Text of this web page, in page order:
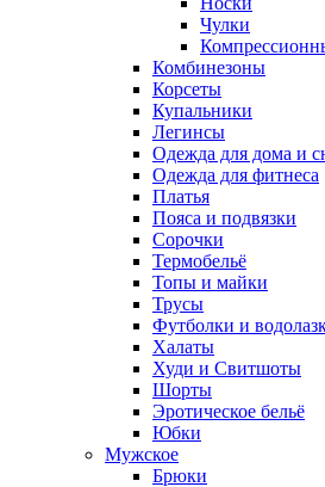
Чулки
Комбинезоны
Корсеты
Купальники
Легинсы
Одежда для дома и
Одежда для фитнеса
Платья
Пояса и подвязки
Сорочки
Термобельё
Топы и майки
Трусы
Футболки и
Халаты
Худи и Свитшоты
Шорты
Эротическое бельё
Юбки
Мужское
Брюки